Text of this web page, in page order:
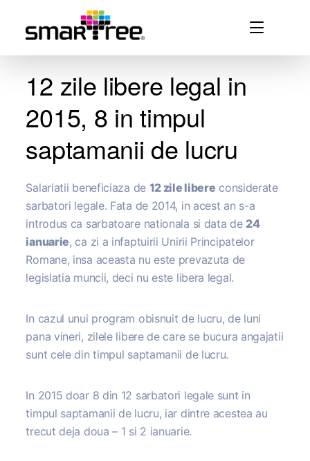
12 zile libere legal in
2015, 8 in timpul
saptamanii de lucru
Salariatii beneficiaza de 12 zile libere considerate
sarbatori legale. Fata de 2014, in acest an s-a
introdus ca sarbatoare nationala si data de24
ianuarie, ca zi a infaptuirii Unirii Principatelor
Romane, insa aceasta nu este prevazuta de
legislatia muncii, deci nu este libera legal.
In cazul unui program obisnuit de lucru, de luni
pana vineri, zilele libere de care se bucura angajatii
sunt cele din timpul saptamanii de lucru.
In 2015 doar 8 din 12 sarbatori legale sunt in
timpul saptamanii de lucru, iar dintre acestea au
trecut deja doua – 1 si 2 ianuarie.